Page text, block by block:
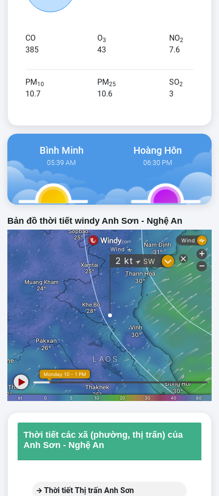
CO
385
O3
43
NO2
7.6
PM10
10.7
PM25
10.6
SO2
3
Bình Minh
05:39 AM
Hoàng Hôn
06:30 PM
Bản đồ thời tiết windy Anh Sơn - Nghệ An
Thời tiết các xã (phường, thị trấn) của
Anh Sơn - Nghệ An
Thời tiết Thị trấn Anh Sơn